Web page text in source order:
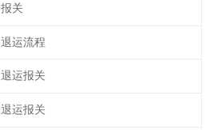
报关
退运流程
退运报关
退运报关